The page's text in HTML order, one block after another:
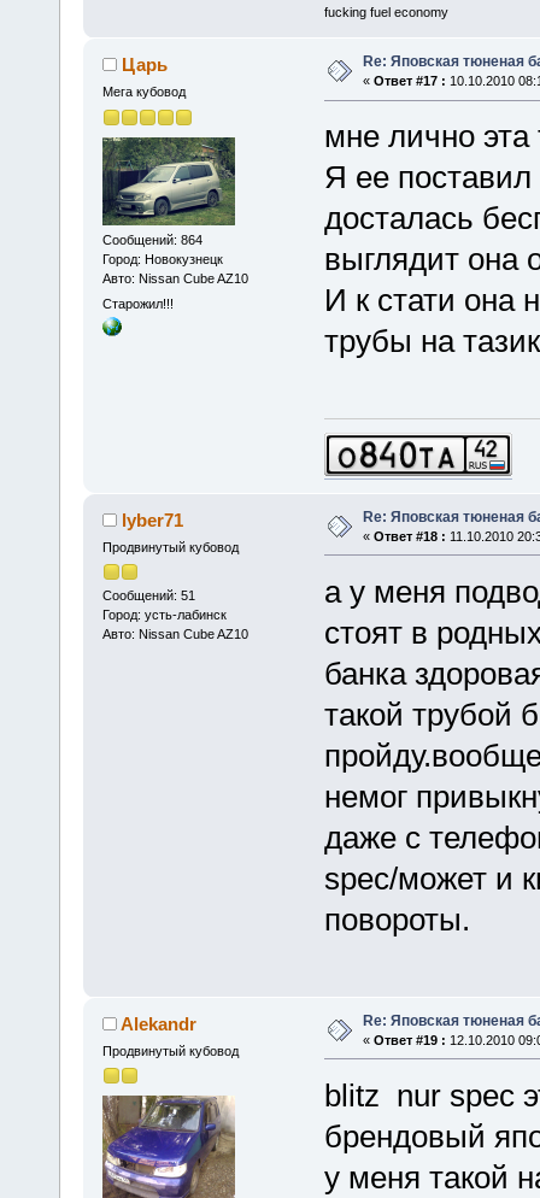
fucking fuel economy
Царь
Мега кубовод
Сообщений: 864
Город: Новокузнецк
Авто: Nissan Cube AZ10
Старожил!!!
Re: Яповская тюненая
« Ответ #17 : 10.10.2010
мне лично эта
Я ее поставил
досталась
выглядит она
И к стати она
трубы на
lyber71
Продвинутый кубовод
Сообщений: 51
Город: усть-лабинск
Авто: Nissan Cube AZ10
Re: Яповская тюненая
« Ответ #18 : 11.10.2010
а у меня
стоят в
банка
такой трубой
немог
даже с
spec/может и
повороты.
Alekandr
Продвинутый кубовод
Re: Яповская тюненая
« Ответ #19 : 12.10.2010
blitz nur spec
брендовый
у меня такой